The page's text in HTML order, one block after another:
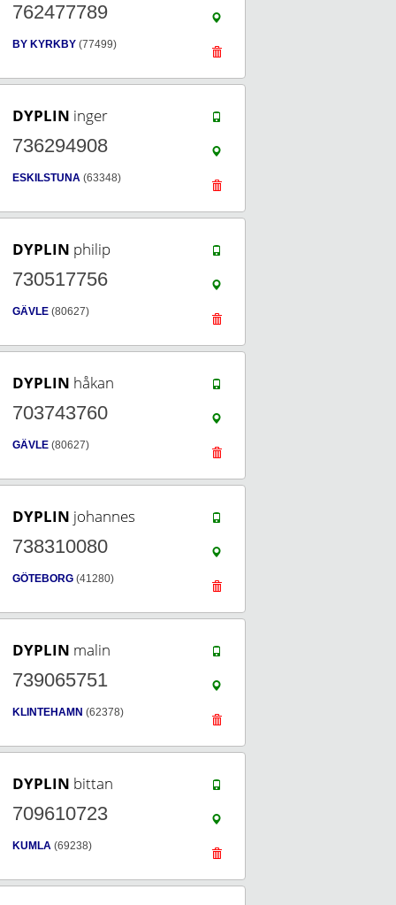
762477789
BY KYRKBY (77499)
DYPLIN inger
736294908
ESKILSTUNA (63348)
DYPLIN philip
730517756
GÄVLE (80627)
DYPLIN håkan
703743760
GÄVLE (80627)
DYPLIN johannes
738310080
GÖTEBORG (41280)
DYPLIN malin
739065751
KLINTEHAMN (62378)
DYPLIN bittan
709610723
KUMLA (69238)